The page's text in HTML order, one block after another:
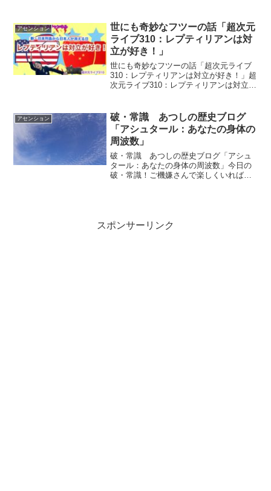
す。ｂｙアシュタールアシュタールから
のメッセージ今日のアシュタ...
アセンション
世にも奇妙なフツーの話「超次元
ライブ310：レプティリアンは対
立が好き！」
世にも奇妙なフツーの話「超次元ライブ
310：レプティリアンは対立が好き！」超
次元ライブ310：レプティリアンは対立が
出来ない。 でも、この過去のタイムライ
ンを知るこ...
アセンション
破・常識 あつしの歴史ブログ
「アシュタール：あなたの身体の
周波数」
破・常識 あつしの歴史ブログ「アシュ
タール：あなたの身体の周波数」今日の
破・常識！ご機嫌さんで楽しくいれば、
スポンサーリンク